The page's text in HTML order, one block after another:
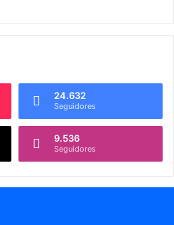
24.632
Seguidores
9.536
Seguidores